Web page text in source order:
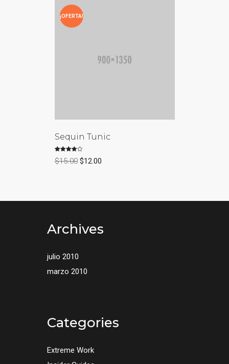
¡OFERTA!
Sequin Tunic
Valorado
con
$15.00 $12.00
Archives
julio 2010
marzo 2010
Categories
Extreme Work